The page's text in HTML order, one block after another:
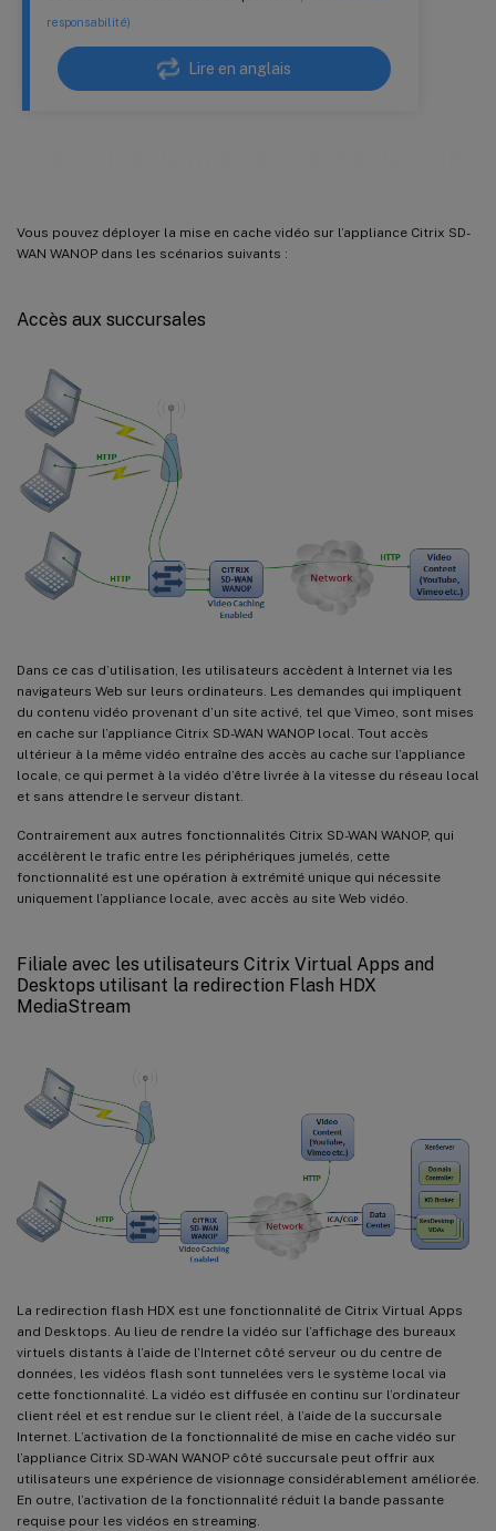
responsabilité)
Lire en anglais
Vous pouvez déployer la mise en cache vidéo sur l’appliance Citrix SD-
WAN WANOP dans les scénarios suivants :
Accès aux succursales
Dans ce cas d’utilisation, les utilisateurs accèdent à Internet via les
navigateurs Web sur leurs ordinateurs. Les demandes qui impliquent
du contenu vidéo provenant d’un site activé, tel que Vimeo, sont mises
en cache sur l’appliance Citrix SD-WAN WANOP local. Tout accès
ultérieur à la même vidéo entraîne des accès au cache sur l’appliance
locale, ce qui permet à la vidéo d’être livrée à la vitesse du réseau local
et sans attendre le serveur distant.
Contrairement aux autres fonctionnalités Citrix SD-WAN WANOP, qui
accélèrent le trafic entre les périphériques jumelés, cette
fonctionnalité est une opération à extrémité unique qui nécessite
uniquement l’appliance locale, avec accès au site Web vidéo.
Filiale avec les utilisateurs Citrix Virtual Apps and
Desktops utilisant la redirection Flash HDX
MediaStream
La redirection flash HDX est une fonctionnalité de Citrix Virtual Apps
and Desktops. Au lieu de rendre la vidéo sur l’affichage des bureaux
virtuels distants à l’aide de l’Internet côté serveur ou du centre de
données, les vidéos flash sont tunnelées vers le système local via
cette fonctionnalité. La vidéo est diffusée en continu sur l’ordinateur
client réel et est rendue sur le client réel, à l’aide de la succursale
Internet. L’activation de la fonctionnalité de mise en cache vidéo sur
l’appliance Citrix SD-WAN WANOP côté succursale peut offrir aux
utilisateurs une expérience de visionnage considérablement améliorée.
En outre, l’activation de la fonctionnalité réduit la bande passante
requise pour les vidéos en streaming.